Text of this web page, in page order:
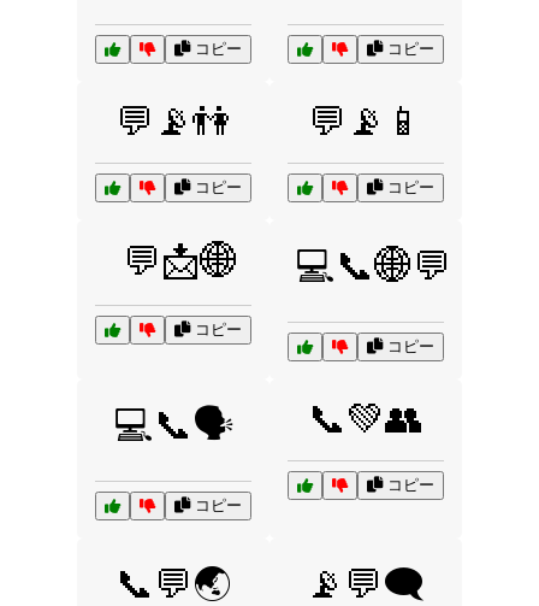
コピー コピー
💬📡👫
コピー
💬📡📱
コピー
💬📩🌐
コピー
💻📞🌐💬
コピー
💻📞🗣️
コピー
📞💚👥
コピー
📞💬🌏 📡💬🗨️